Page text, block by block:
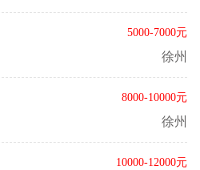
5000-7000元
徐州
8000-10000元
徐州
10000-12000元